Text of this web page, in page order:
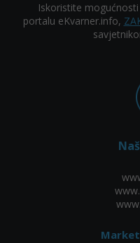
Iskoristite
portalu eKvarner.info,